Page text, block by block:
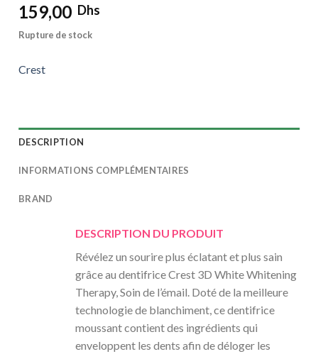
159,00 Dhs
Rupture de stock
Crest
DESCRIPTION
INFORMATIONS COMPLÉMENTAIRES
BRAND
DESCRIPTION DU PRODUIT
Révélez un sourire plus éclatant et plus sain
grâce au dentifrice Crest 3D White Whitening
Therapy, Soin de l’émail. Doté de la meilleure
technologie de blanchiment, ce dentifrice
moussant contient des ingrédients qui
enveloppent les dents afin de déloger les